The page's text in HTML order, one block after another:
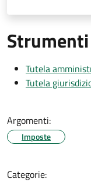
Tutela
Tutela
Argomenti:
Imposte
Categorie: